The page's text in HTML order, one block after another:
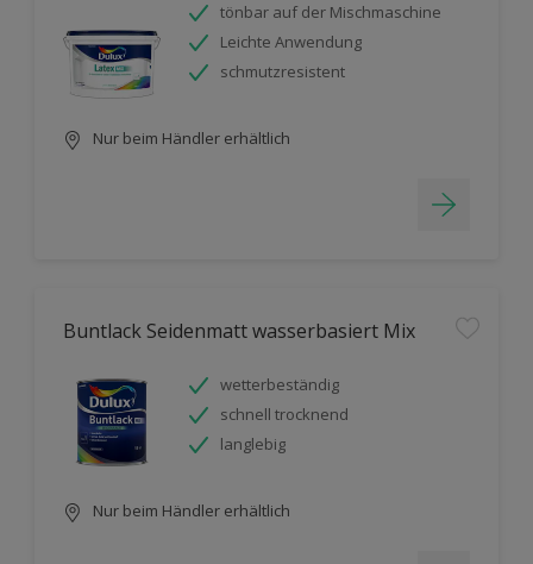
tönbar auf der Mischmaschine
Leichte Anwendung
schmutzresistent
Nur beim Händler erhältlich
Buntlack Seidenmatt wasserbasiert Mix
wetterbeständig
schnell trocknend
langlebig
Nur beim Händler erhältlich